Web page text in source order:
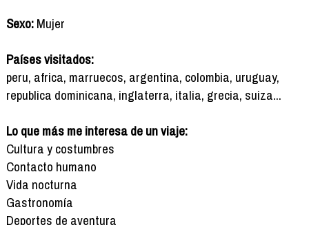
Sexo:Mujer
Países visitados:
peru, africa, marruecos, argentina, colombia, uruguay,
republica dominicana, inglaterra, italia, grecia, suiza...
Lo que más me interesa de un viaje:
Cultura y costumbres
Contacto humano
Vida nocturna
Gastronomía
Deportes de aventura